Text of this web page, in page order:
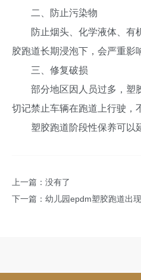
二、防止污染物
防止烟头、化学液体、有
胶跑道长期浸泡下，会严重影
三、修复破损
部分地区因人员过多，塑
切记禁止车辆在跑道上行驶，
塑胶跑道阶段性保养可以
上一篇：没有了
下一篇： 幼儿园epdm塑胶跑道出